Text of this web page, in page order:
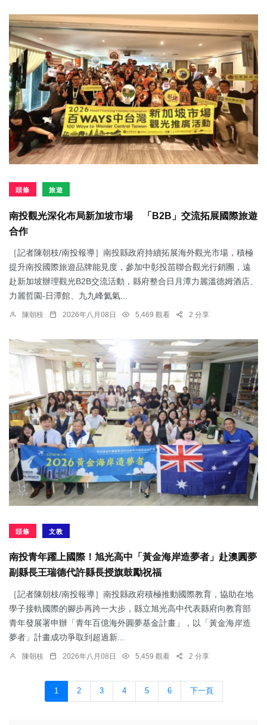
頭條 旅遊
南投觀光深化布局新加坡市場 「B2B」交流拓展國際旅遊
合作
［記者陳朝枝/南投報導］南投縣政府持續拓展海外觀光市場，積極
提升南投國際旅遊品牌能見度，參加中彰投苗聯合觀光行銷團，遠
赴新加坡辦理觀光B2B交流活動，縣府整合日月潭力麗溫德姆酒店、
力麗哲園-日潭館、九九峰氦氣...
陳朝枝 2026年八月08日 5,469 觀看 2 分享
頭條 文教
南投青年躍上國際！旭光高中「黃金海岸造夢者」赴澳圓夢
副縣長王瑞德代許縣長授旗鼓勵祝福
［記者陳朝枝/南投報導］南投縣政府積極推動國際教育，協助在地
學子接軌國際的腳步再跨一大步，縣立旭光高中代表縣府向教育部
青年發展署申辦「青年百億海外圓夢基金計畫」，以「黃金海岸造
夢者」計畫成功爭取到超過新...
陳朝枝 2026年八月08日 5,459 觀看 2 分享
1 2 3 4 5 6 下一頁